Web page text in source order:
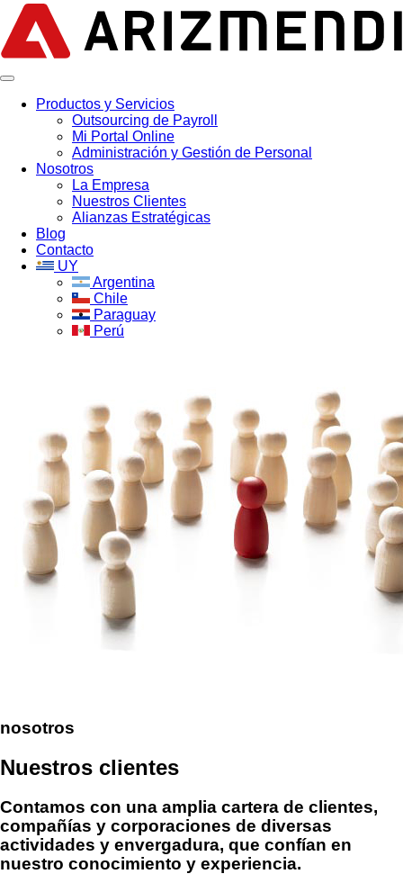
Productos y Servicios
Outsourcing de Payroll
Mi Portal Online
Administración y Gestión de Personal
Nosotros
La Empresa
Nuestros Clientes
Alianzas Estratégicas
Blog
Contacto
UY
Argentina
Chile
Paraguay
Perú
nosotros
Nuestros clientes
Contamos con una amplia cartera de clientes,
compañías y corporaciones de diversas
actividades y envergadura, que confían en
nuestro conocimiento y experiencia.